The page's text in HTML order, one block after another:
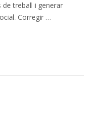
treball i generar
Corregir …